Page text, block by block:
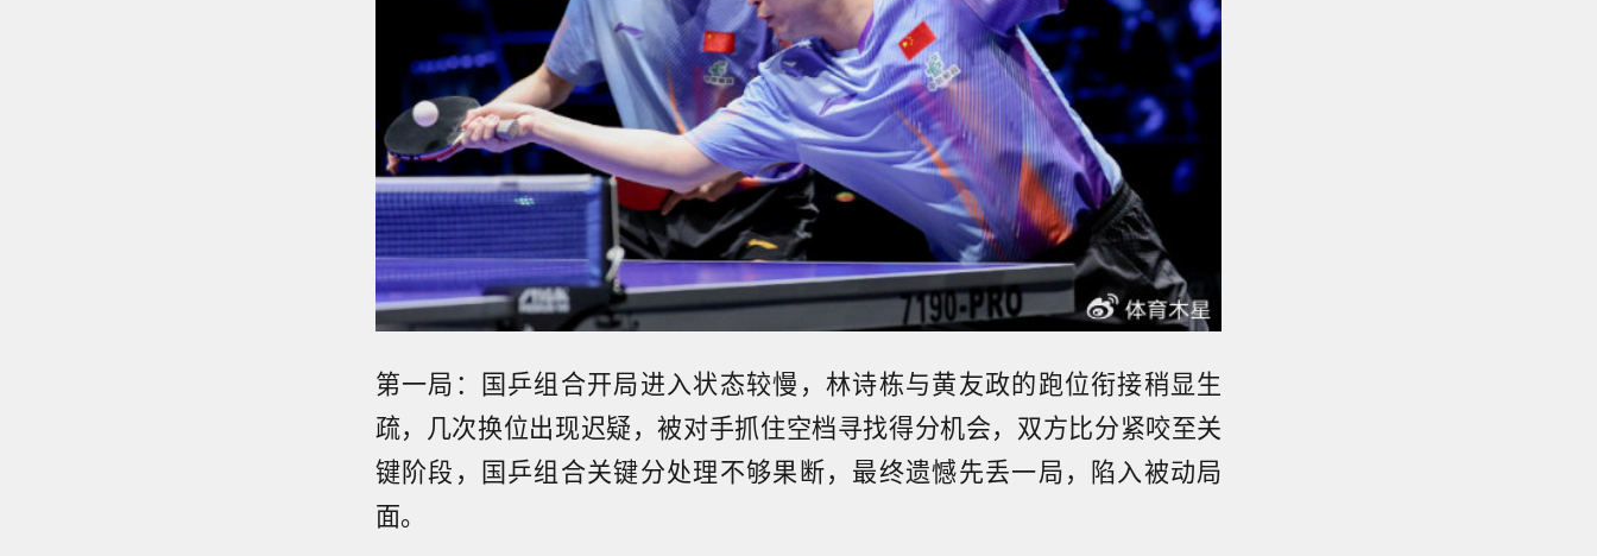
第一局：国乒组合开局进入状态较慢，林诗栋与黄友政的跑位衔接稍显生
疏，几次换位出现迟疑，被对手抓住空档寻找得分机会，双方比分紧咬至关
键阶段，国乒组合关键分处理不够果断，最终遗憾先丢一局，陷入被动局
面。